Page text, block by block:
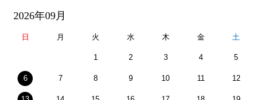
2026年09月
日 月 火 水 木 金 土
1 2 3 4 5
6 7 8 9 10 11 12